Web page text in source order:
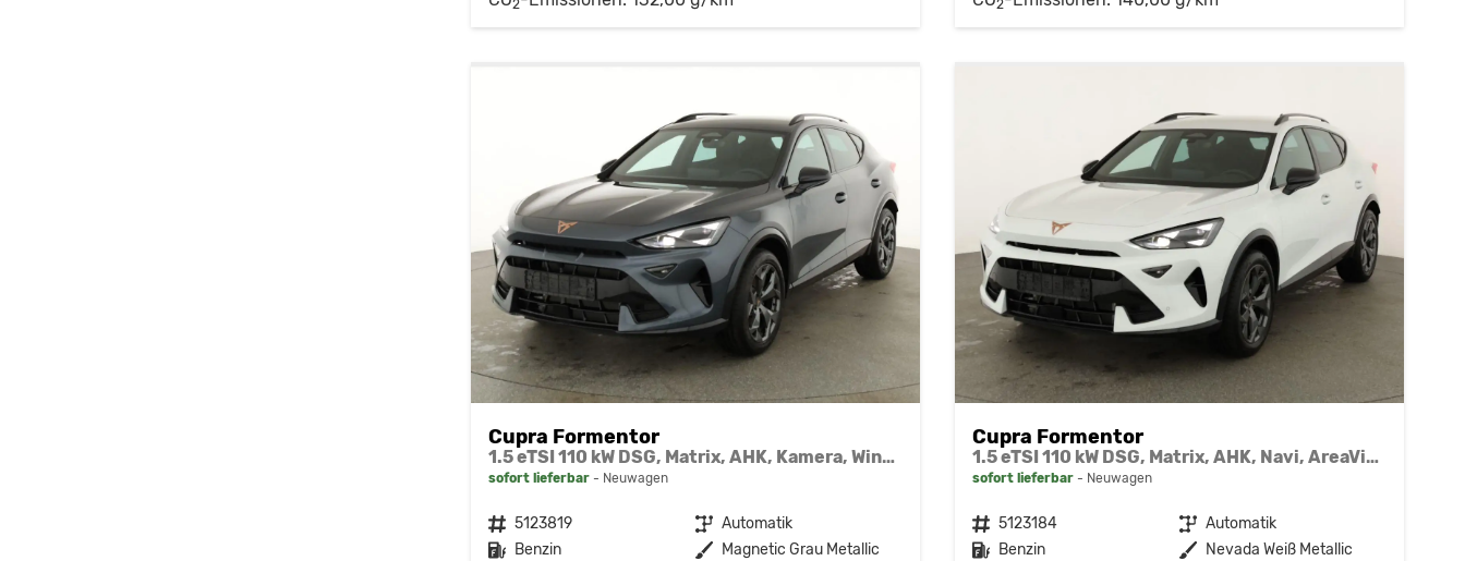
2 2
Cupra Formentor
1.5 eTSI 110 kW DSG, Matrix, AHK, Kamera, Winter, el. Klappe, 5 J.-Garantie
sofort lieferbar Neuwagen
Fahrzeugnr. 5123819 Getriebe Automatik
Kraftstoff Benzin Außenfarbe Magnetic Grau Metallic
Cupra Formentor
1.5 eTSI 110 kW DSG, Matrix, AHK, Navi, AreaView, Side, el. Klappe, Winter, 5 J.-Garantie
sofort lieferbar Neuwagen
Fahrzeugnr. 5123184 Getriebe Automatik
Kraftstoff Benzin Außenfarbe Nevada Weiß Metallic